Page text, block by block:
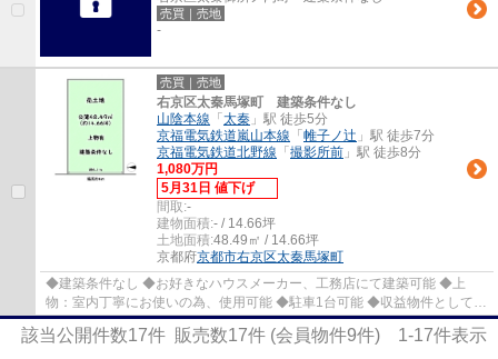
売買｜売地
-
売買｜売地
右京区太秦馬塚町 建築条件なし
山陰本線 「 太秦 」駅 徒歩5分
京福電気鉄道嵐山本線 「 帷子ノ辻 」駅 徒歩7分
京福電気鉄道北野線 「 撮影所前 」駅 徒歩8分
1,080万円
5月31日 値下げ
間取:-
建物面積:- / 14.66坪
土地面積:48.49㎡ / 14.66坪
京都府京都市右京区太秦馬塚町
◆建築条件なし ◆お好きなハウスメーカー、工務店にて建築可能 ◆上
物：室内丁寧にお使いの為、使用可能 ◆駐車1台可能 ◆収益物件としても
オススメ ◆徒歩約6分圏内にスーパー、コンビニ、...
該当公開件数17件 販売数17件 (会員物件9件) 1-17件表示